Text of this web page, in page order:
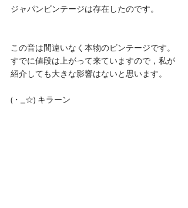
ジャパンビンテージは存在したのです。
この音は間違いなく本物のビンテージです。
すでに値段は上がって来ていますので，私が
紹介しても大きな影響はないと思います。
(・_☆) キラーン